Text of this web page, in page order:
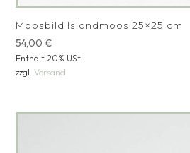
Moosbild Islandmoos 25×25 cm
54,00€
Enthält 20% USt.
zzgl.Versand